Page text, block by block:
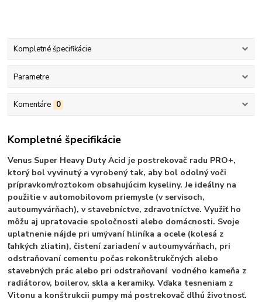
Kompletné špecifikácie
Parametre
Komentáre 0
Kompletné špecifikácie
Venus Super Heavy Duty Acid je postrekovač radu PRO+,
ktorý bol vyvinutý a vyrobený tak, aby bol odolný voči
prípravkom/roztokom obsahujúcim kyseliny. Je ideálny na
použitie v automobilovom priemysle (v servisoch,
autoumyvárňach), v stavebníctve, zdravotníctve. Využiť ho
môžu aj upratovacie spoločnosti alebo domácnosti. Svoje
uplatnenie nájde pri umývaní hliníka a ocele (kolesá z
ľahkých zliatin), čistení zariadení v autoumyvárňach, pri
odstraňovaní cementu počas rekonštrukčných alebo
stavebných prác alebo pri odstraňovaní vodného kameňa z
radiátorov, boilerov, skla a keramiky. Vďaka tesneniam z
Vitonu a konštrukcii pumpy má postrekovač dlhú životnosť.